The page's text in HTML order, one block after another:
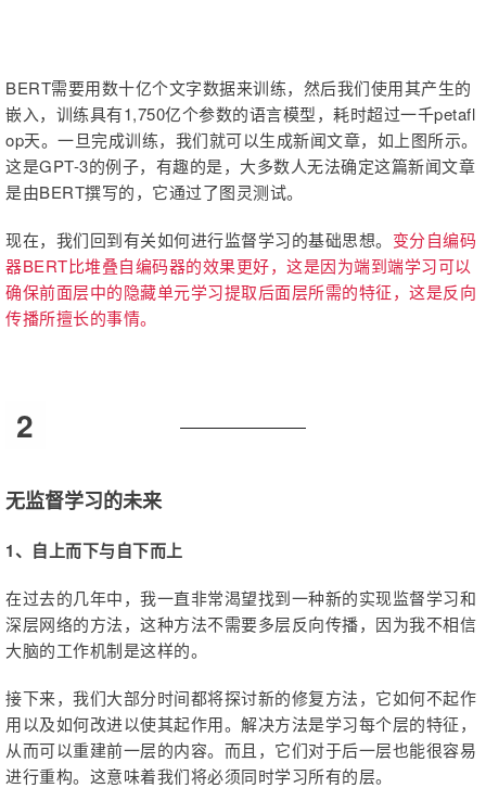
BERT需要用数十亿个文字数据来训练，然后我们使用其产生的
嵌入，训练具有1,750亿个参数的语言模型，耗时超过一千petafl
op天。一旦完成训练，我们就可以生成新闻文章，如上图所示。
这是GPT-3的例子，有趣的是，大多数人无法确定这篇新闻文章
是由BERT撰写的，它通过了图灵测试。
现在，我们回到有关如何进行监督学习的基础思想。 变分自编码
器BERT比堆叠自编码器的效果更好，这是因为端到端学习可以
确保前面层中的隐藏单元学习提取后面层所需的特征，这是反向
传播所擅长的事情。
2
无监督学习的未来
1、自上而下与自下而上
在过去的几年中，我一直非常渴望找到一种新的实现监督学习和
深层网络的方法，这种方法不需要多层反向传播，因为我不相信
大脑的工作机制是这样的。
接下来，我们大部分时间都将探讨新的修复方法，它如何不起作
用以及如何改进以使其起作用。解决方法是学习每个层的特征，
从而可以重建前一层的内容。而且，它们对于后一层也能很容易
进行重构。这意味着我们将必须同时学习所有的层。